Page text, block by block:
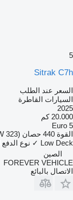
5
Sitrak C7h
السعر عند الطلب
السيارات القاطرة
2025
20.000 كم
Euro 5
القوة 440 حصان (323 kW)
Low Deck
✓ نوع الدفع
الصين
FOREVER VEHICLE
الاتصال بالبائع